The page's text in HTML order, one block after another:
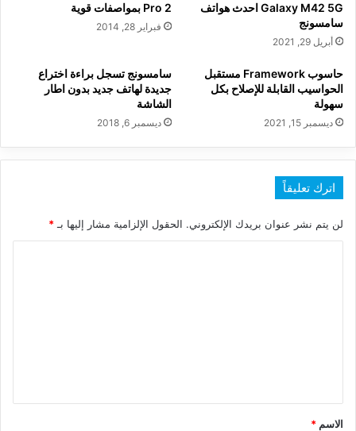
Galaxy M42 5G احدث هواتف
سامسونج
أبريل 29, 2021
Pro 2 بمواصفات قوية
فبراير 28, 2014
حاسوب Framework مستقبل
الحواسيب القابلة للإصلاح بكل
سهولة
ديسمبر 15, 2021
سامسونج تسجل براءة اختراع
جديدة لهاتف جديد بدون اطار
الشاشة
ديسمبر 6, 2018
اترك تعليقاً
لن يتم نشر عنوان بريدك الإلكتروني. الحقول الإلزامية مشار إليها بـ *
*
الاسم *